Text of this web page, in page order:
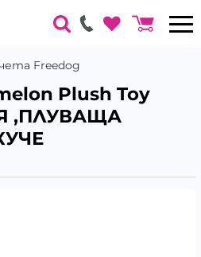
Freedog
Plush Toy
,ПЛУВАЩА